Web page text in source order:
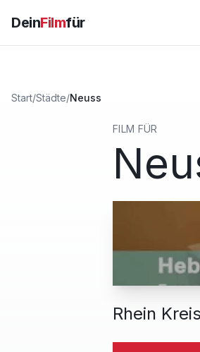
DeinFilmfür
Start/Städte/Neuss
FILM FÜR
Rhein